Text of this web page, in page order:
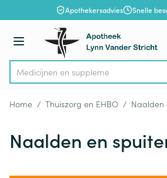
Ga naar de inhoudApothekersadvies Snelle
Menu
Product, merk, categorie...
Med
Home / Thuiszorg en EHBO / Naalden
Naalden en